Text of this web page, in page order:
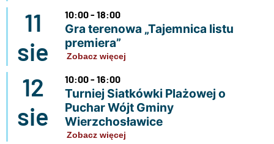
11
sie
10:00 - 18:00
Gra terenowa „Tajemnica listu
premiera”
Zobacz więcej
12
sie
10:00 - 16:00
Turniej Siatkówki Plażowej o
Puchar Wójt Gminy
Wierzchosławice
Zobacz więcej